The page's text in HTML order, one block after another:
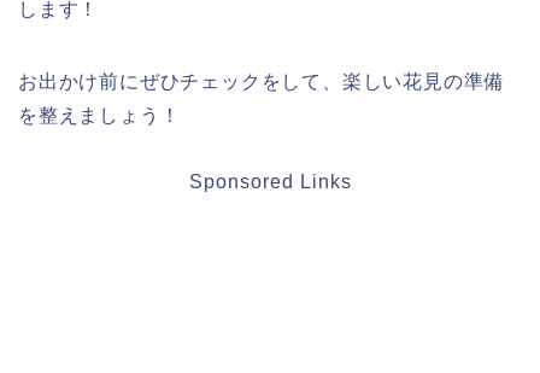
します！
お出かけ前にぜひチェックをして、楽しい花見の準備
を整えましょう！
Sponsored Links